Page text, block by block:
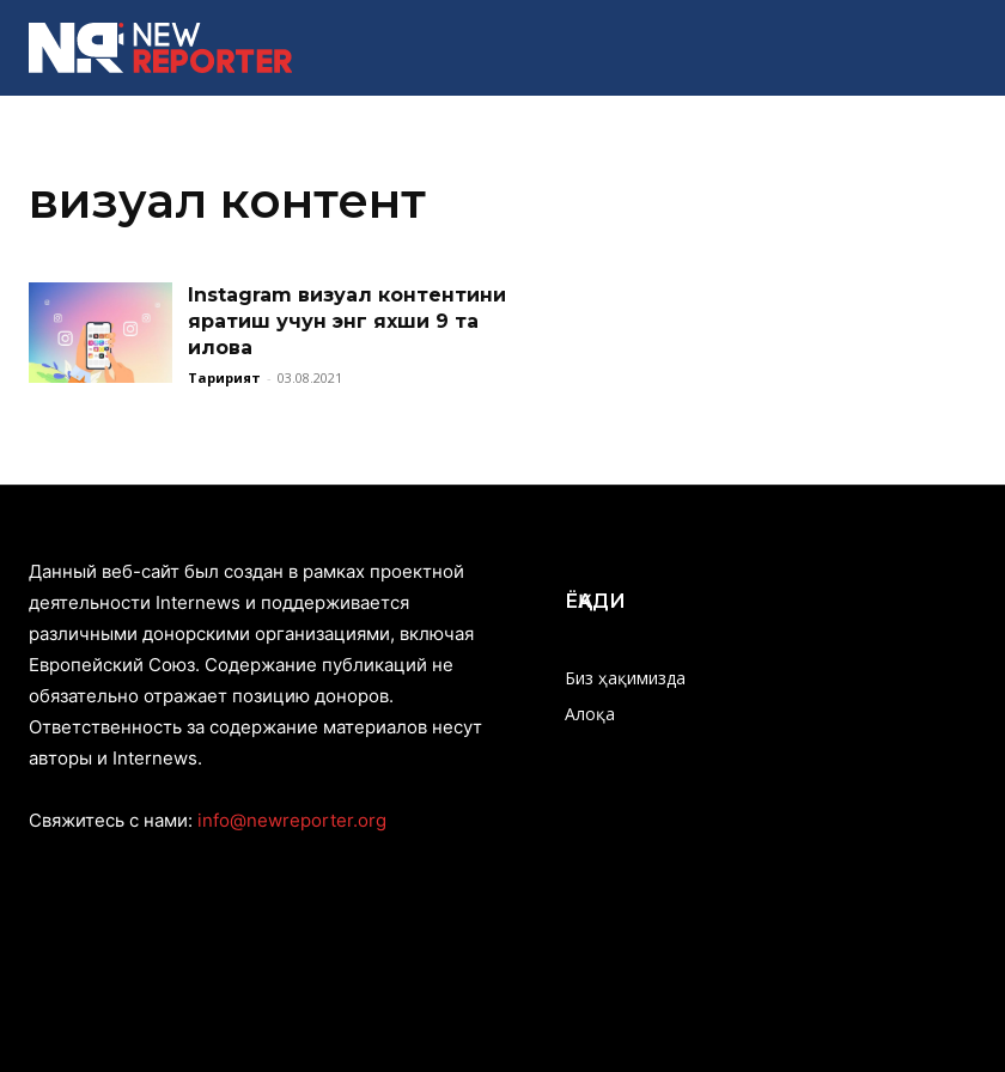
визуал контент
Instagram визуал контентини
яратиш учун энг яхши 9 та
илова
Таҳририят - 03.08.2021
Данный веб-сайт был создан в рамках проектной
деятельности Internews и поддерживается
различными донорскими организациями, включая
Европейский Союз. Содержание публикаций не
обязательно отражает позицию доноров.
Ответственность за содержание материалов несут
авторы и Internews.
Свяжитесь с нами: info@newreporter.org
ЁҚАДИ
Биз ҳақимизда
Алоқа